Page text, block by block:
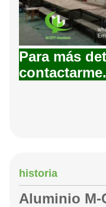
Para más
contactarme.
historia
Aluminio M-